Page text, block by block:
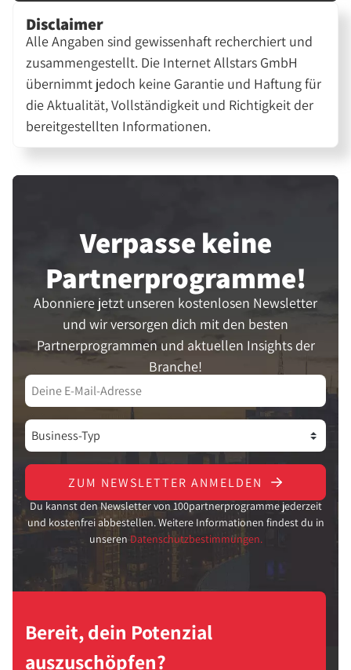
Disclaimer
Alle Angaben sind gewissenhaft recherchiert und
zusammengestellt. Die Internet Allstars GmbH
übernimmt jedoch keine Garantie und Haftung für
die Aktualität, Vollständigkeit und Richtigkeit der
bereitgestellten Informationen.
Verpasse keine
Partner­programme!
Abonniere jetzt unseren kostenlosen Newsletter
und wir versorgen dich mit den besten
Partnerprogrammen und aktuellen Insights der
Branche!
ZUM NEWSLETTER ANMELDEN
Du kannst den Newsletter von 100partnerprogramme jederzeit
und kostenfrei abbestellen. Weitere Informationen findest du in
unseren Datenschutzbestimmungen.
Bereit, dein Potenzial
auszuschöpfen?